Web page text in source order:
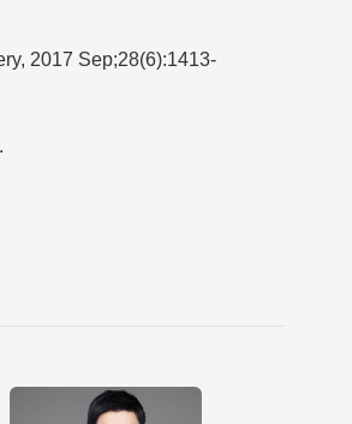
2017 Sep;28(6):1413-